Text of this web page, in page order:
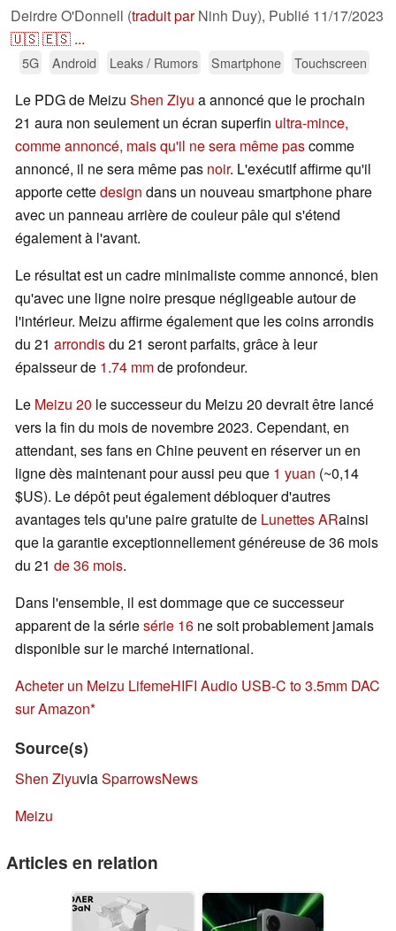
Deirdre O'Donnell (traduit parNinh Duy), Publié 11/17/2023
🇺🇸🇪🇸 ...
5G Android Leaks / Rumors Smartphone Touchscreen
Le PDG de Meizu Shen Ziyu a annoncé que le prochain
21 aura non seulement un écran superfin ultra-mince,
comme annoncé, mais qu'il ne sera même pascomme
annoncé, il ne sera même pas noir. L'exécutif affirme qu'il
apporte cettedesign dans un nouveau smartphone phare
avec un panneau arrière de couleur pâle qui s'étend
également à l'avant.
Le résultat est un cadre minimaliste comme annoncé, bien
qu'avec une ligne noire presque négligeable autour de
l'intérieur. Meizu affirme également que les coins arrondis
du 21 arrondisdu 21 seront parfaits, grâce à leur
épaisseur de 1.74 mmde profondeur.
Le Meizu 20 le successeur du Meizu 20 devrait être lancé
vers la fin du mois de novembre 2023. Cependant, en
attendant, ses fans en Chine peuvent en réserver un en
ligne dès maintenant pour aussi peu que 1 yuan (~0,14
$US). Le dépôt peut également débloquer d'autres
avantages tels qu'une paire gratuite de Lunettes ARainsi
que la garantie exceptionnellement généreuse de 36 mois
du 21 de 36 mois.
Dans l'ensemble, il est dommage que ce successeur
apparent de la sériesérie 16 ne soit probablement jamais
disponible sur le marché international.
Acheter un Meizu LifemeHIFI Audio USB-C to 3.5mm DAC
sur Amazon
Source(s)
Shen ZiyuviaSparrowsNews
Meizu
Articles en relation